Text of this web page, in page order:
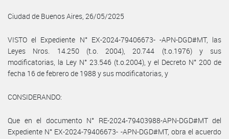
Ciudad de Buenos Aires, 26/05/2025
VISTO el Expediente N° EX-2024-79406673- -APN-DGD#MT, las
Leyes Nros. 14.250 (t.o. 2004), 20.744 (t.o.1976) y sus
modificatorias, la Ley N° 23.546 (t.o.2004), y el Decreto N° 200 de
fecha 16 de febrero de 1988 y sus modificatorias, y
CONSIDERANDO:
Que en el documento N° RE-2024-79403988-APN-DGD#MT del
Expediente N° EX-2024-79406673- -APN-DGD#MT, obra el acuerdo